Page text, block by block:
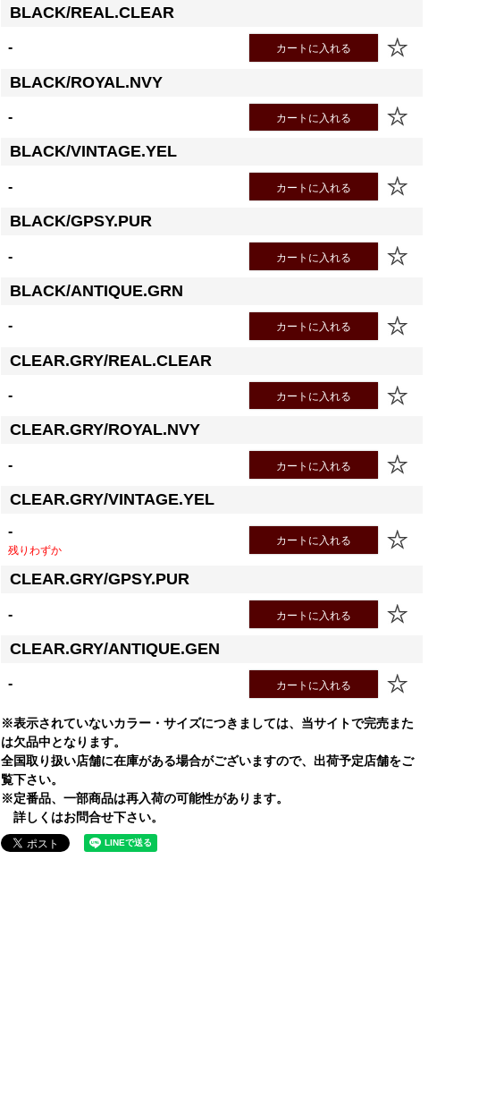
BLACK/REAL.CLEAR
- カートに入れる
BLACK/ROYAL.NVY
- カートに入れる
BLACK/VINTAGE.YEL
- カートに入れる
BLACK/GPSY.PUR
- カートに入れる
BLACK/ANTIQUE.GRN
- カートに入れる
CLEAR.GRY/REAL.CLEAR
- カートに入れる
CLEAR.GRY/ROYAL.NVY
- カートに入れる
CLEAR.GRY/VINTAGE.YEL
-
残りわずか
カートに入れる
CLEAR.GRY/GPSY.PUR
- カートに入れる
CLEAR.GRY/ANTIQUE.GEN
- カートに入れる
※表示されていないカラー・サイズにつきましては、当サイトで完売また
は欠品中となります。
全国取り扱い店舗に在庫がある場合がございますので、出荷予定店舗をご
覧下さい。
※定番品、一部商品は再入荷の可能性があります。
詳しくはお問合せ下さい。